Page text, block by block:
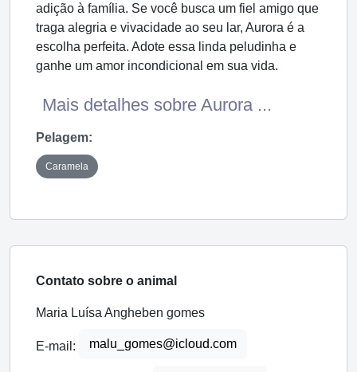
adição à família. Se você busca um fiel amigo que
traga alegria e vivacidade ao seu lar, Aurora é a
escolha perfeita. Adote essa linda peludinha e
ganhe um amor incondicional em sua vida.
Mais detalhes sobre Aurora ...
Pelagem:
Caramela
Contato sobre o animal
Maria Luísa Angheben gomes
E-mail: malu_gomes@icloud.com